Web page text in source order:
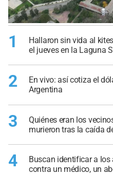
1
Hallaron sin vida al
el jueves en la Laguna
2
En vivo: así cotiza el
Argentina
3
Quiénes eran los
murieron tras la caída
4
Buscan identificar a
contra un médico, un